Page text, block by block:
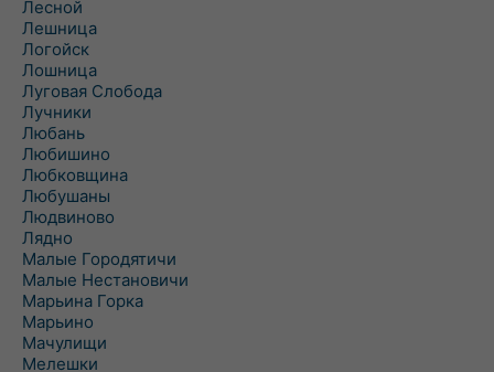
Лесной
Лешница
Логойск
Лошница
Луговая Слобода
Лучники
Любань
Любишино
Любковщина
Любушаны
Людвиново
Лядно
Малые Городятичи
Малые Нестановичи
Марьина Горка
Марьино
Мачулищи
Мелешки